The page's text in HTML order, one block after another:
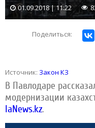
01.09.2018 | 11:22
Поделиться:
Источник: Закон КЗ
В Павлодаре
модернизации
IaNews.kz.